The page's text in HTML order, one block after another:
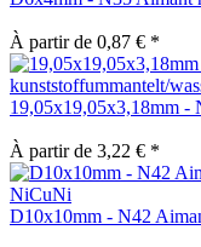
À partir de 0,87 € *
19,05x19,05x3,18mm -
À partir de 3,22 € *
D10x10mm - N42